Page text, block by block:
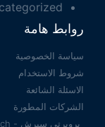
روابط هامة
سياسة الخصوصية
شروط الاستخدام
الاسئلة الشائعة
الشركات المطورة
بروبرتي سيرش - property search